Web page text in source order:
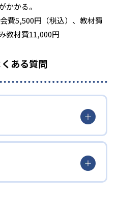
かかる。
費5,500円（税込）、教材費
教材費11,000円
ある質問